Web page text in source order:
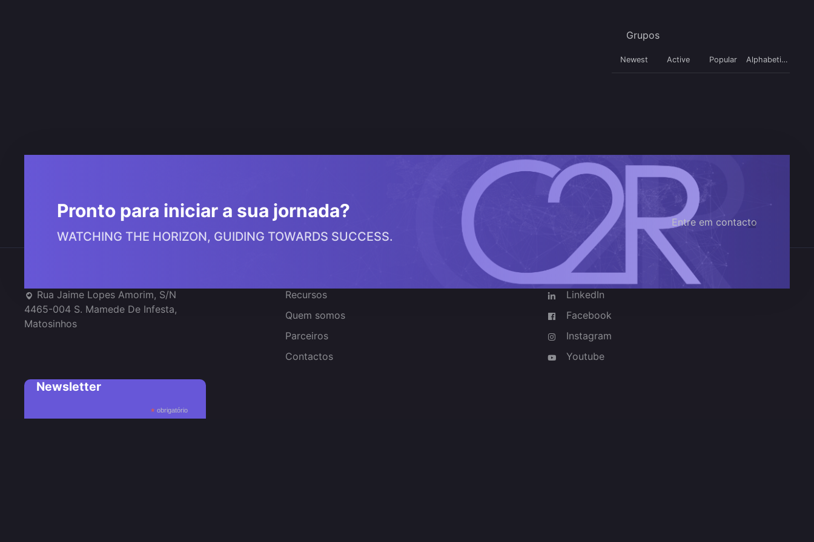
Grupos
Newest Active Popular Alphabetical
Pronto para iniciar a sua jornada?
WATCHING THE HORIZON, GUIDING TOWARDS SUCCESS.
Entre em contacto
Rua Jaime Lopes Amorim, S/N
4465-004 S. Mamede De Infesta,
Matosinhos
Recursos
Quem somos
Parceiros
Contactos
Redes sociais
LinkedIn
Facebook
Instagram
Youtube
Newsletter
*obrigatório